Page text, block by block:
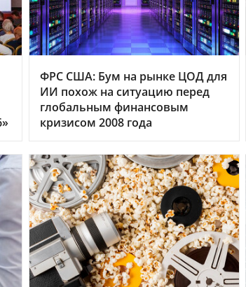
ФРС США: Бум на рынке ЦОД для
ИИ похож на ситуацию перед
глобальным финансовым
кризисом 2008 года